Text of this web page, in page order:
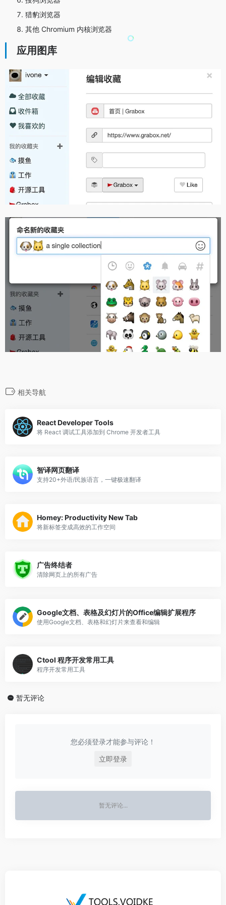
猎豹浏览器
其他 Chromium 内核浏览器
应用图库
相关导航
React Developer Tools
将 React 调试工具添加到 Chrome 开发者工具
智译网页翻译
支持20+外语/民族语言，一键极速翻译
Homey: Productivity New Tab
将新标签变成高效的工作空间
广告终结者
清除网页上的所有广告
Google文档、表格及幻灯片的Office编辑扩展程序
使用Google文档、表格和幻灯片来查看和编辑
Ctool 程序开发常用工具
程序开发常用工具
暂无评论
您必须登录才能参与评论！
立即登录
暂无评论...